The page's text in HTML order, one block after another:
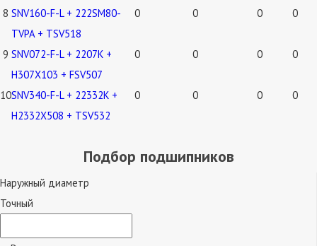
8 SNV160-F-L + 222SM80-
TVPA + TSV518
0 0 0 0
9 SNV072-F-L + 2207K +
H307X103 + FSV507
0 0 0 0
10SNV340-F-L + 22332K +
H2332X508 + TSV532
0 0 0 0
Подбор подшипников
Наружный диаметр
Точный